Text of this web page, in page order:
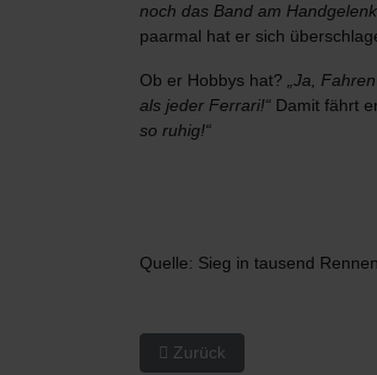
noch das Band am
paarmal hat er sich
Ob er Hobbys hat? „Ja,
als jeder Ferrari!“ Damit fährt
so ruhig!“
Quelle: Sieg in tausend
Vorheriger Beitrag: Alpina
Zurück